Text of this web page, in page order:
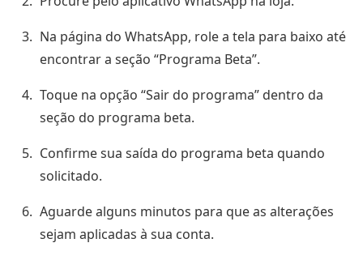
Na página do WhatsApp, role a tela para baixo até
encontrar a seção “Programa Beta”.
Toque na opção “Sair do programa” dentro da
seção do programa beta.
Confirme sua saída do programa beta quando
solicitado.
Aguarde alguns minutos para que as alterações
sejam aplicadas à sua conta.